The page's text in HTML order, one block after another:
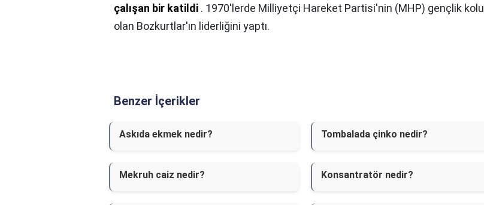
çalışan bir katildi . 1970'lerde Milliyetçi Hareket Partisi'nin (MHP) gençlik kolu
olan Bozkurtlar'ın liderliğini yaptı.
Benzer İçerikler
Askıda ekmek nedir? Tombalada çinko nedir?
Mekruh caiz nedir? Konsantratör nedir?